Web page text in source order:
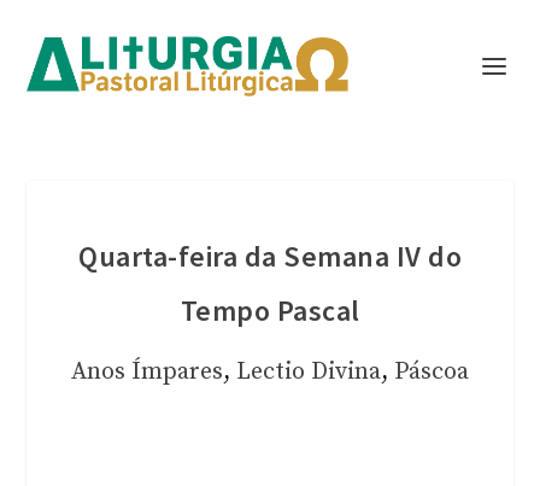
Quarta-feira da Semana IV do
Tempo Pascal
Anos Ímpares, Lectio Divina, Páscoa